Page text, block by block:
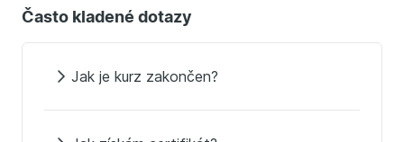
Často kladené dotazy
Jak je kurz zakončen?